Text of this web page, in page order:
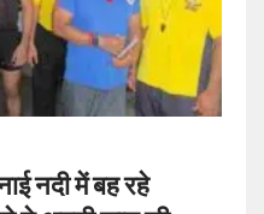
नदी में बह रहे